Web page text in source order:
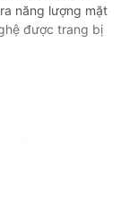
năng lượng mặt
được trang bị
giám sát qua
công